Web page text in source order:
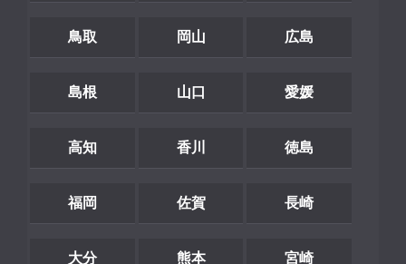
鳥取 岡山 広島
島根 山口 愛媛
高知 香川 徳島
福岡 佐賀 長崎
大分 熊本 宮崎